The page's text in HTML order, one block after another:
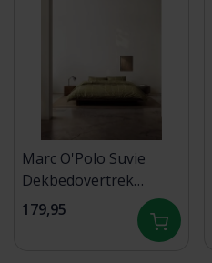
Marc O'Polo Suvie
Dekbedovertrek
240x200/220 Deep pea
179,95